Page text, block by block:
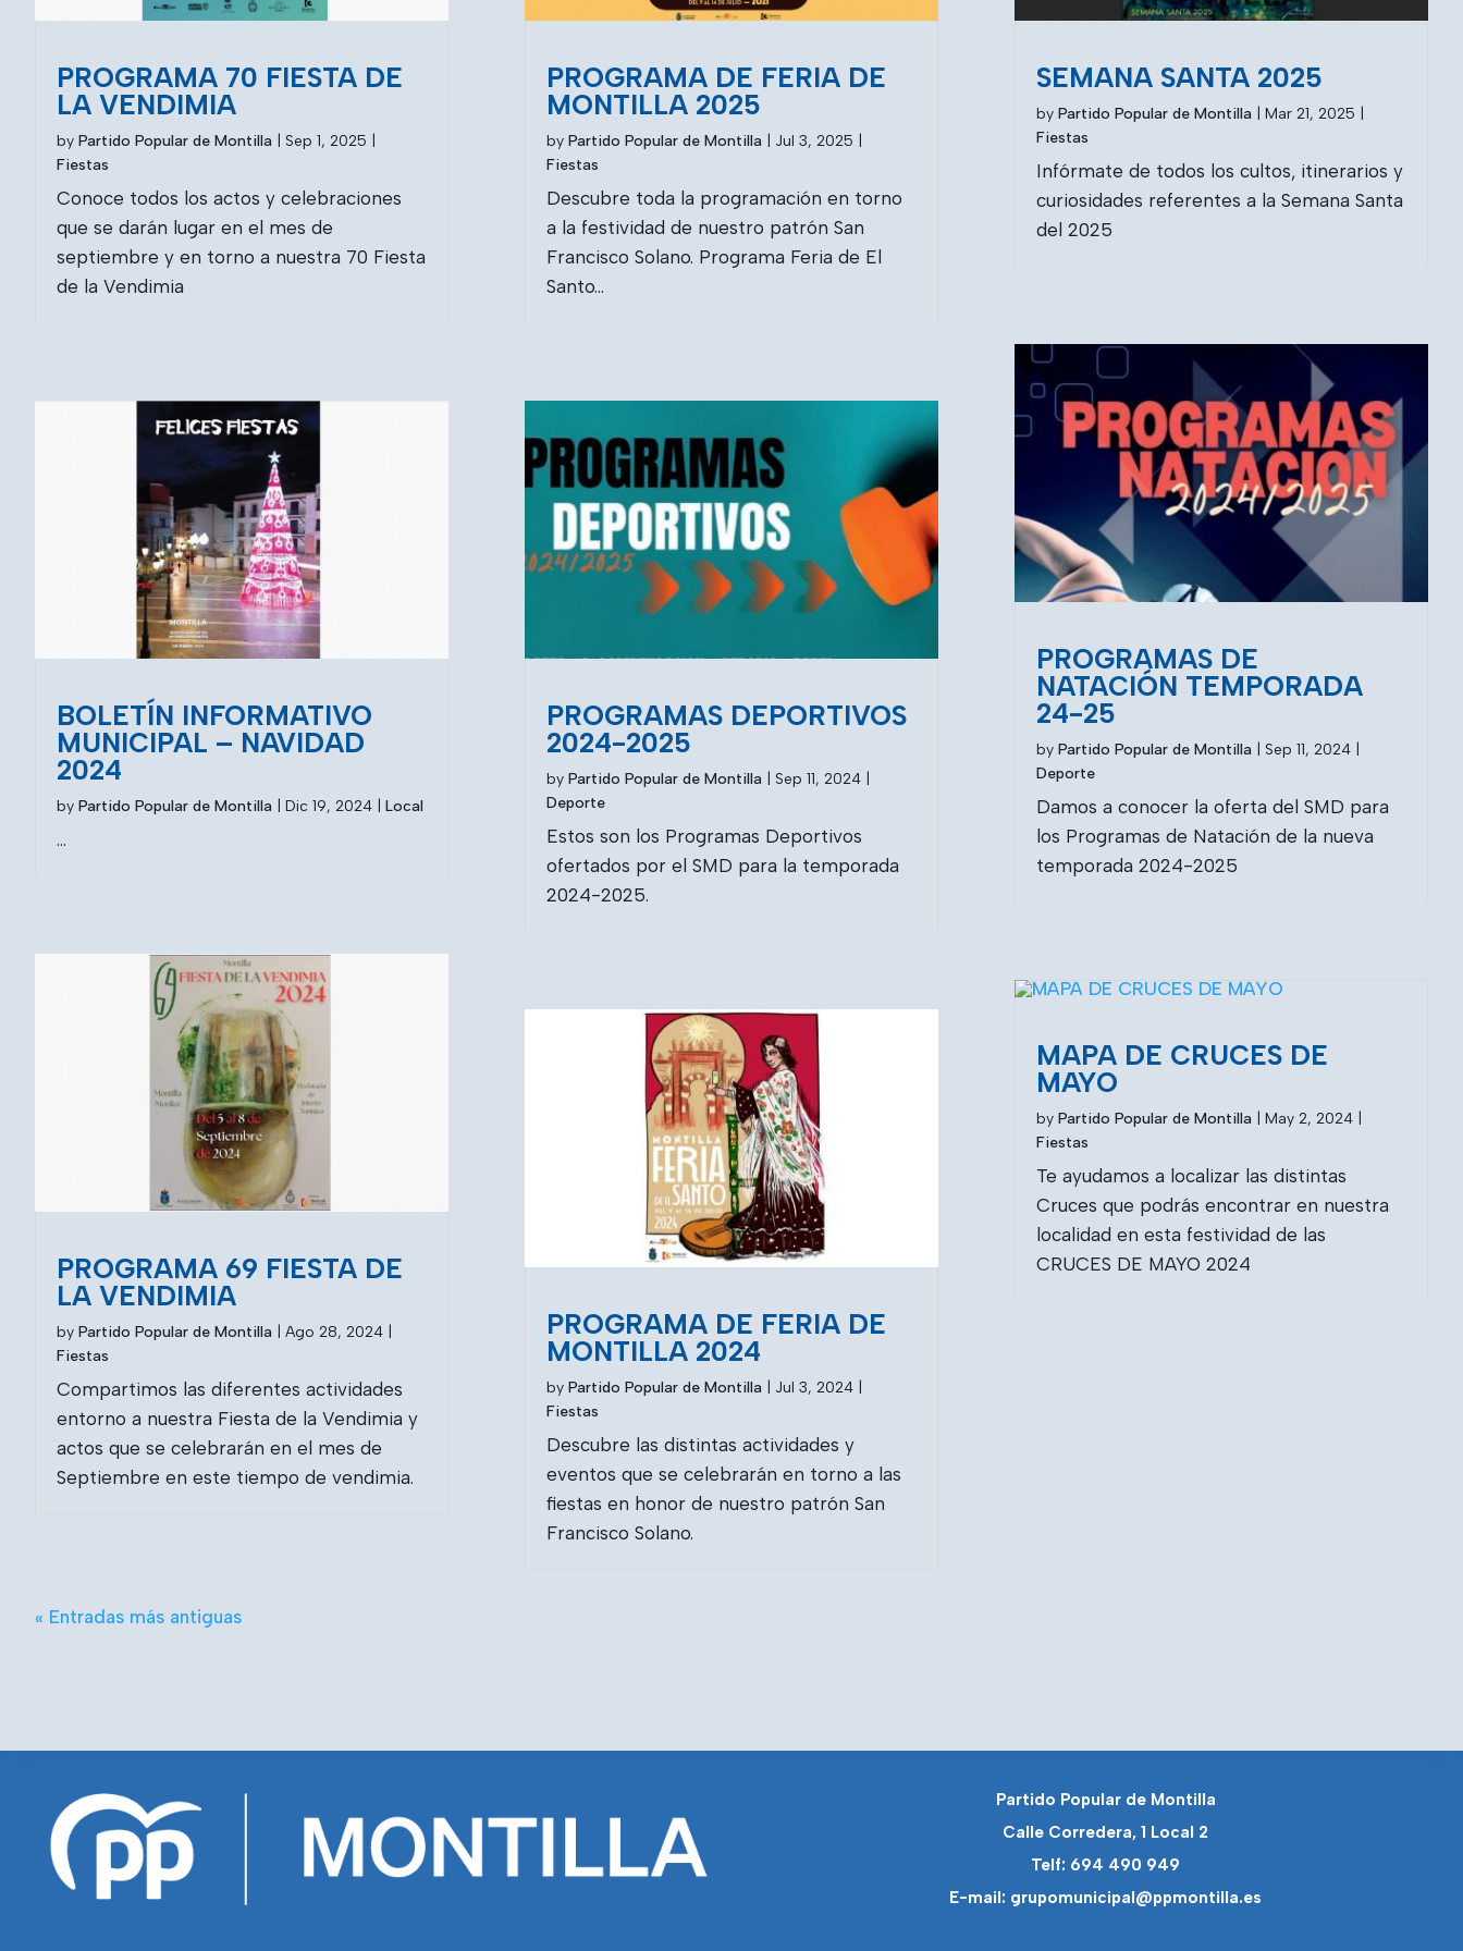
PROGRAMA 70 FIESTA DE
LA VENDIMIA
by Partido Popular de Montilla Sep 1, 2025
Fiestas
Conoce todos los actos y celebraciones
que se darán lugar en el mes de
septiembre y en torno a nuestra 70 Fiesta
de la Vendimia
BOLETÍN INFORMATIVO
MUNICIPAL – NAVIDAD
2024
by Partido Popular de Montilla Dic 19, 2024 Local
...
PROGRAMA 69 FIESTA DE
LA VENDIMIA
by Partido Popular de Montilla Ago 28, 2024
Fiestas
Compartimos las diferentes actividades
entorno a nuestra Fiesta de la Vendimia y
actos que se celebrarán en el mes de
Septiembre en este tiempo de vendimia.
PROGRAMA DE FERIA DE
MONTILLA 2025
byPartido Popular de Montilla Jul 3, 2025
Fiestas
Descubre toda la programación en torno
a la festividad de nuestro patrón San
Francisco Solano. Programa Feria de El
Santo...
PROGRAMAS DEPORTIVOS
2024-2025
byPartido Popular de Montilla Sep 11, 2024
Deporte
Estos son los Programas Deportivos
ofertados por el SMD para la temporada
2024-2025.
PROGRAMA DE FERIA DE
MONTILLA 2024
byPartido Popular de Montilla Jul 3, 2024
Fiestas
Descubre las distintas actividades y
eventos que se celebrarán en torno a las
fiestas en honor de nuestro patrón San
Francisco Solano.
SEMANA SANTA 2025
byPartido Popular de Montilla |Mar 21, 2025
Fiestas
Infórmate de todos los cultos, itinerarios y
curiosidades referentes a la Semana Santa
del 2025
PROGRAMAS DE
NATACIÓN TEMPORADA
24-25
byPartido Popular de Montilla Sep 11, 2024
Deporte
Damos a conocer la oferta del SMD para
los Programas de Natación de la nueva
temporada 2024-2025
MAPA DE CRUCES DE
MAYO
byPartido Popular de Montilla |May 2, 2024
Fiestas
Te ayudamos a localizar las distintas
Cruces que podrás encontrar en nuestra
localidad en esta festividad de las
CRUCES DE MAYO 2024
« Entradas más antiguas
Partido Popular de Montilla
Calle Corredera, 1 Local 2
Telf: 694 490 949
E-mail: grupomunicipal@ppmontilla.es